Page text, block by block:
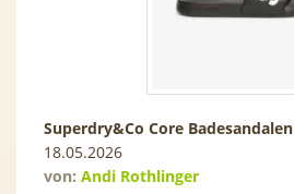
Superdry&Co Core Badesandalen
18.05.2026
von: Andi Rothlinger